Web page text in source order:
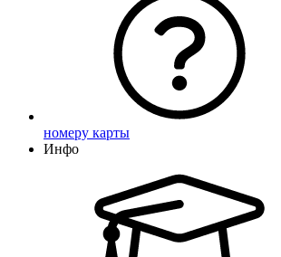
номеру карты
Инфо